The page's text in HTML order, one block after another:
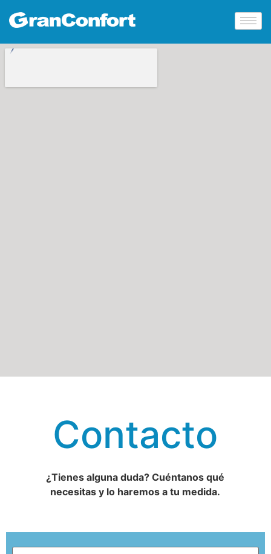
Contacto
¿Tienes alguna duda?Cuéntanos qué
necesitas y lo haremos a tu medida.